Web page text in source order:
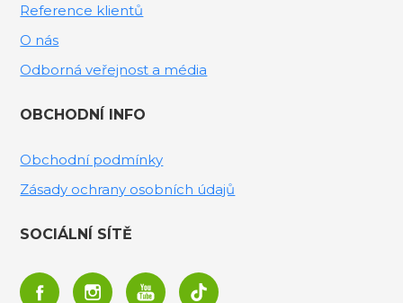
Reference klientů
O nás
Odborná veřejnost a média
OBCHODNÍ INFO
Obchodní podmínky
Zásady ochrany osobních údajů
SOCIÁLNÍ SÍTĚ